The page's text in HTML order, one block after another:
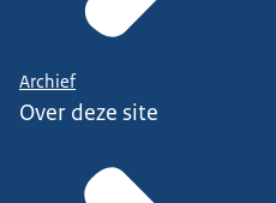
Archief
Over deze site